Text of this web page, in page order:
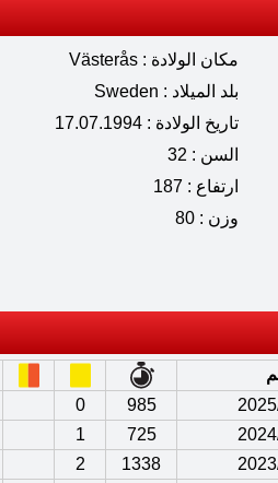
مكان الولادة : Västerås
بلد الميلاد : Sweden
تاريخ الولادة : 17.07.1994
السن : 32
ارتفاع : 187
وزن : 80
985
0
725
1
1338
2